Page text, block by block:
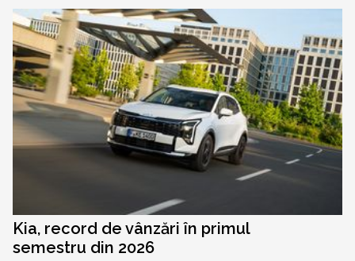
Kia, record de vânzări în primul
semestru din 2026